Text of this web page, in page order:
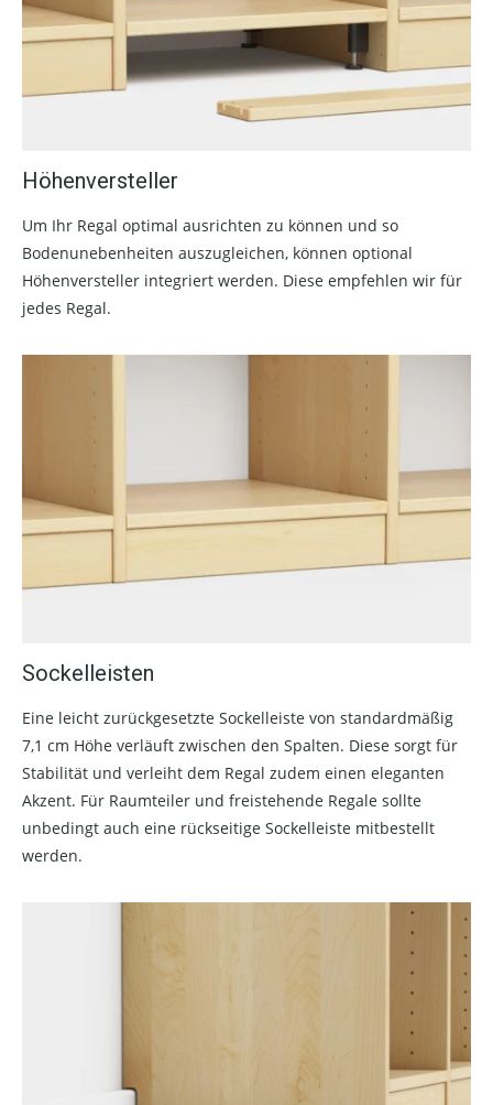
Höhenversteller
Um Ihr Regal optimal ausrichten zu können und so
Bodenunebenheiten auszugleichen, können optional
Höhenversteller integriert werden. Diese empfehlen wir für
jedes Regal.
Sockelleisten
Eine leicht zurückgesetzte Sockelleiste von standardmäßig
7,1 cm Höhe verläuft zwischen den Spalten. Diese sorgt für
Stabilität und verleiht dem Regal zudem einen eleganten
Akzent. Für Raumteiler und freistehende Regale sollte
unbedingt auch eine rückseitige Sockelleiste mitbestellt
werden.